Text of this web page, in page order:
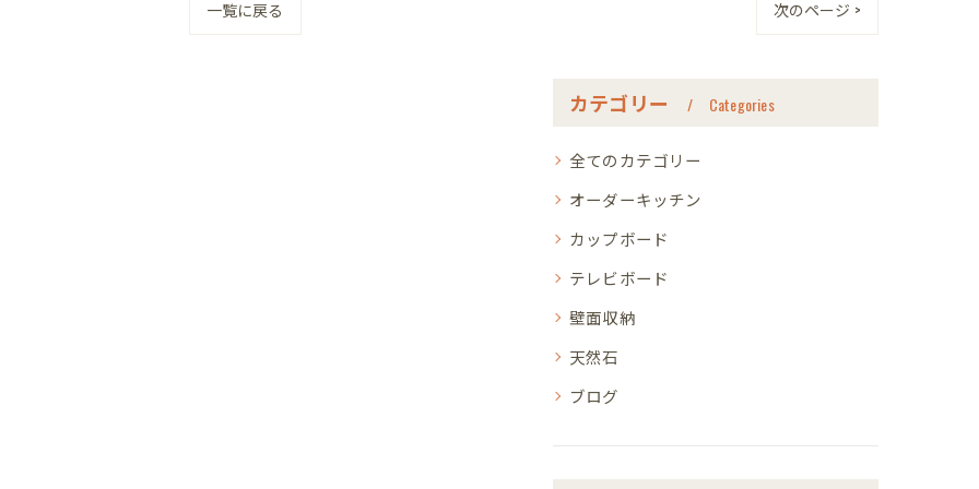
一覧に戻る 次のページ >
カテゴリー Categories
全てのカテゴリー
オーダーキッチン
カップボード
テレビボード
壁面収納
天然石
ブログ